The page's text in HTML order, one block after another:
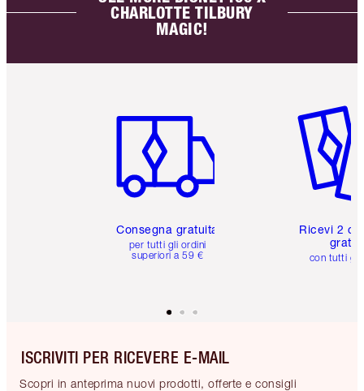
CHARLOTTE TILBURY
MAGIC!
Consegna gratuita
per tutti gli ordini
superiori a 59 €
Ricevi 2
con tutti gli
ISCRIVITI PER RICEVERE E-MAIL
Scopri in anteprima nuovi prodotti, offerte e consigli